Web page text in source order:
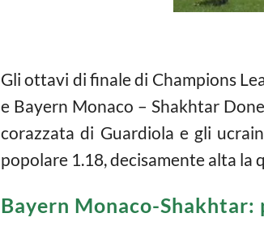
Gli ottavi di finale di Champions
e Bayern Monaco – Shakhtar
corazzata di Guardiola e gli
popolare 1.18, decisamente alta la
Bayern Monaco-